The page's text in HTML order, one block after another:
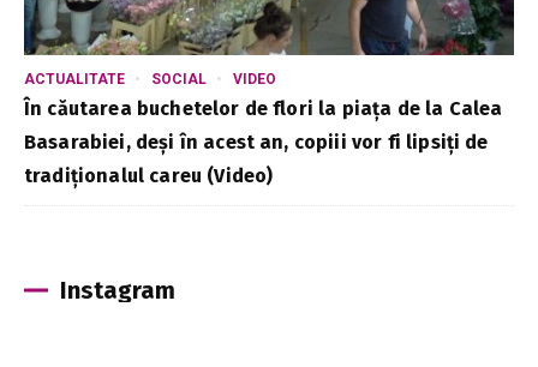
ACTUALITATE SOCIAL VIDEO
În căutarea buchetelor de flori la piața de la Calea
Basarabiei, deși în acest an, copiii vor fi lipsiți de
tradiționalul careu (Video)
Instagram